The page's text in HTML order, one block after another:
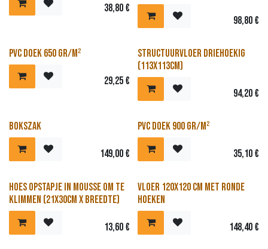
38,80€
98,80€
PVC doek 650 gr/m²
29,25€
Structuurvloer driehoekig
(113x113cm)
94,20€
Bokszak
149,00€
PVC doek 900 gr/m²
35,10€
Hoes opstapje in mousse om te
klimmen (21x30cm x breedte)
13,60€
Vloer 120x120 cm met ronde
hoeken
148,40€